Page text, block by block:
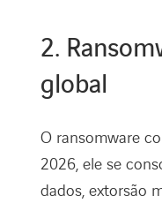
2.
global
O ransomware
2026, ele se
dados, extorsão